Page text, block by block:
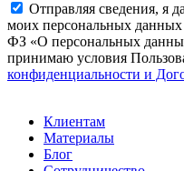
Отправляя сведения, я
моих персональных
ФЗ «О персональных
принимаю условия
конфиденциальности и
Клиентам
Материалы
Блог